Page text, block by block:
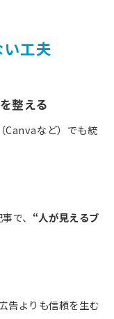
工夫
整える
Canvaなど）でも統
で、 “人が見えるブ
告よりも信頼を生む